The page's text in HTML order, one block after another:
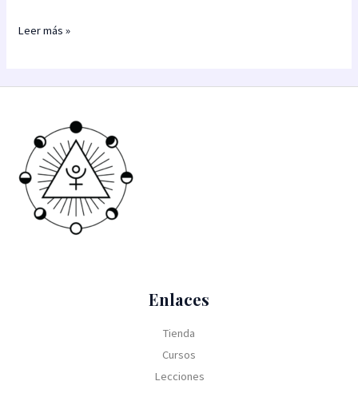
Leer más »
Enlaces
Tienda
Cursos
Lecciones